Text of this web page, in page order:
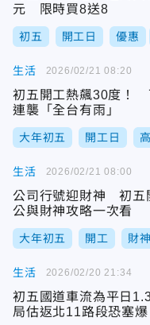
元 限時買8送8
初五 開工日 優惠
生活
初五開工熱飆30度！
連襲「全台有雨」
大年初五 開工日
2026/02/21 08:20
生活
公司行號迎財神 初五
公與財神攻略一次看
大年初五 開工 財神
2026/02/21 08:00
生活
初五國道車流為平日
局估返北11路段恐塞爆
2026/02/20 21:34